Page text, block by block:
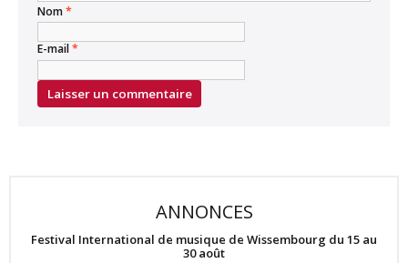
Nom*
E-mail*
ANNONCES
Festival International de musique de Wissembourg du 15 au
30 août